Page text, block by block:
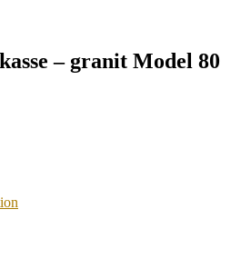
– granit Model 80